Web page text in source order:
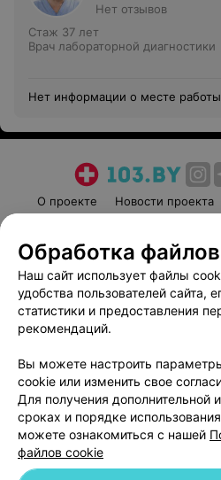
Нет отзывов
Стаж 37 лет
Врач лабораторной диагностики
Нет информации о месте работы
О проекте Новости проекта
Пользовательское
Вакансии
Написать
Обработка
Обработка
Наш сайт использует файлы
удобства пользователей сайта,
статистики и предоставления
рекомендаций.
Вы можете настроить
cookie или изменить свое
Для получения дополнительной
сроках и порядке
можете ознакомиться с нашей
файлов cookie